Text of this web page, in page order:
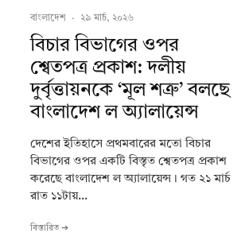
বাংলাদেশ · ২৯ মার্চ, ২০২৬
বিচার বিভাগের ওপর
শ্বেতপত্র প্রকাশ: দলীয়
দুর্বৃত্তায়নকে ‘মূল শত্রু’ বলছে
বাংলাদেশ ল অ্যালায়েন্স
দেশের ইতিহাসে প্রথমবারের মতো বিচার
বিভাগের ওপর একটি বিস্তৃত শ্বেতপত্র প্রকাশ
করেছে বাংলাদেশ ল অ্যালায়েন্স। গত ২১ মার্চ
রাত ১১টায়...
বিস্তারিত ➔